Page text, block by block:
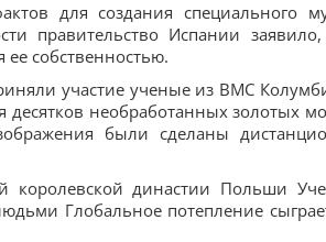
для создания специального
правительство Испании
собственностью.
участие ученые из ВМС
необработанных золотых
были сделаны
королевской династии Польши
Глобальное потепление